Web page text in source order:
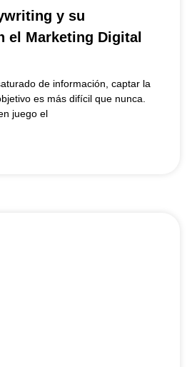
y su
el Marketing Digital
de información, captar la
es más difícil que nunca.
juego el